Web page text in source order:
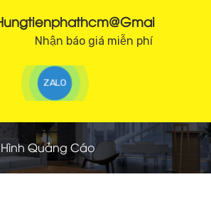
Nhận báo giá miễn phí
ZALO
Quảng Cáo